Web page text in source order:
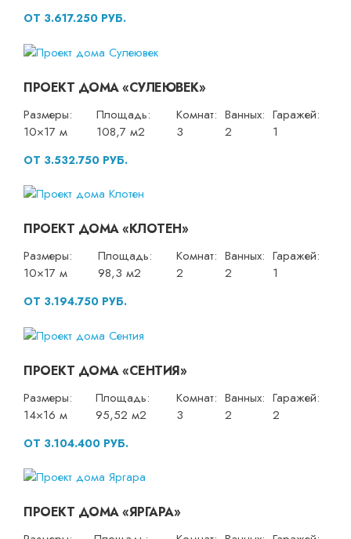
ОТ 3.617.250 РУБ.
ПРОЕКТ ДОМА «СУЛЕЮВЕК»
Размеры:
10×17 м
Площадь:
108,7 м2
Комнат:
3
Ванных:
2
Гаражей:
1
ОТ 3.532.750 РУБ.
ПРОЕКТ ДОМА «КЛОТЕН»
Размеры:
10×17 м
Площадь:
98,3 м2
Комнат:
2
Ванных:
2
Гаражей:
1
ОТ 3.194.750 РУБ.
ПРОЕКТ ДОМА «СЕНТИЯ»
Размеры:
14×16 м
Площадь:
95,52 м2
Комнат:
3
Ванных:
2
Гаражей:
2
ОТ 3.104.400 РУБ.
ПРОЕКТ ДОМА «ЯРГАРА»